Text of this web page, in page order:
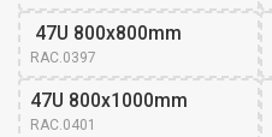
47U 800x800mm
RAC.0397
47U 800x1000mm
RAC.0401